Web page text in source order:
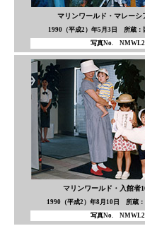
マリンワールド・マレーシ
1990（平成2）年5月3日 所蔵：
写真No.
マリンワールド・入館者
1990（平成2）年8月10日 所蔵：
写真No.